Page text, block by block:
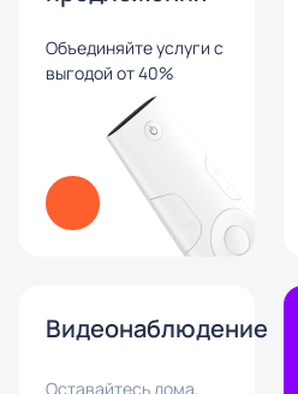
Объединяйте услуги с
выгодой от 40%
Видеонаблюдение
Оставайтесь дома,